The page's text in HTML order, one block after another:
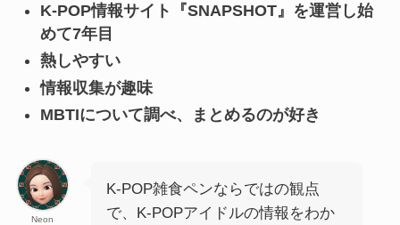
K-POP情報サイト『SNAPSHOT』を運営し始
めて7年目
熱しやすい
情報収集が趣味
MBTIについて調べ、まとめるのが好き
Neon
K-POP雑食ペンならではの観点
で、K-POPアイドルの情報をわか